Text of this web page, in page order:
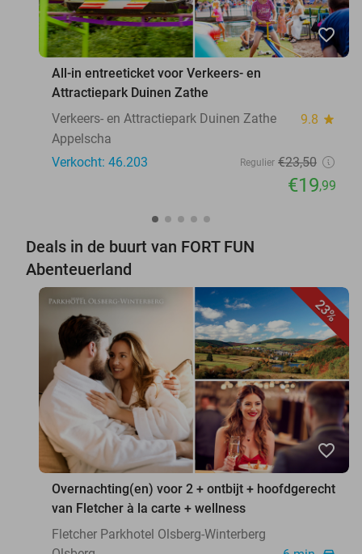
favorite_border
All-in entreeticket voor Verkeers- en
Attractiepark Duinen Zathe
Verkeers- en Attractiepark Duinen Zathe
9.8 star
Appelscha
Verkocht: 46.203
Regulier €23,50
€19,99
Deals in de buurt van FORT FUN
Abenteuerland
23%
favorite_border
Overnachting(en) voor 2 + ontbijt + hoofdgerecht
van Fletcher à la carte + wellness
Fletcher Parkhotel Olsberg-Winterberg